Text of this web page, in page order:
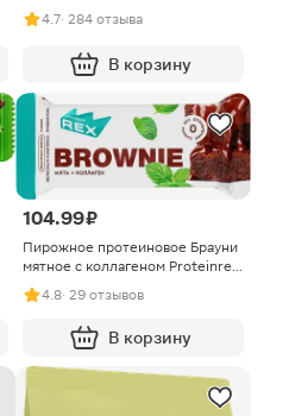
4.7· 284 отзыва
В корзину
104.99 ₽
Пирожное протеиновое Брауни
мятное с коллагеном Proteinrex
50г
4.8· 29 отзывов
В корзину